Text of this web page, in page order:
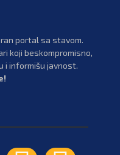
portal sa stavom.
koji beskompromisno,
i informišu javnost.